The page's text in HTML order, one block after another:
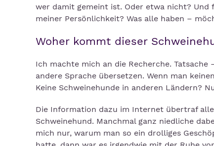
wer damit gemeint ist. Oder etwa nicht?
meiner Persönlichkeit? Was alle haben –
Woher kommt dieser
Ich machte mich an die Recherche.
andere Sprache übersetzen. Wenn man
Keine Schweinehunde in anderen Ländern?
Die Information dazu im Internet übertraf
Schweinehund. Manchmal ganz niedliche
mich nur, warum man so ein drolliges